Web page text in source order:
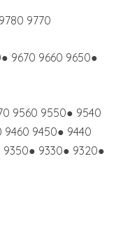
9770
9670 9660 9650●
9560 9550● 9540
9450● 9440
9330● 9320●